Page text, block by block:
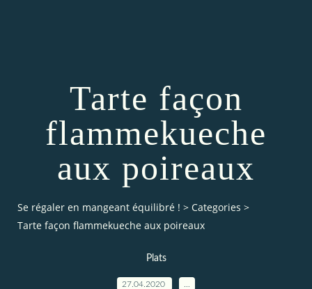
Tarte façon
flammekueche
aux poireaux
Se régaler en mangeant équilibré ! > Categories >
Tarte façon flammekueche aux poireaux
Plats
27.04.2020